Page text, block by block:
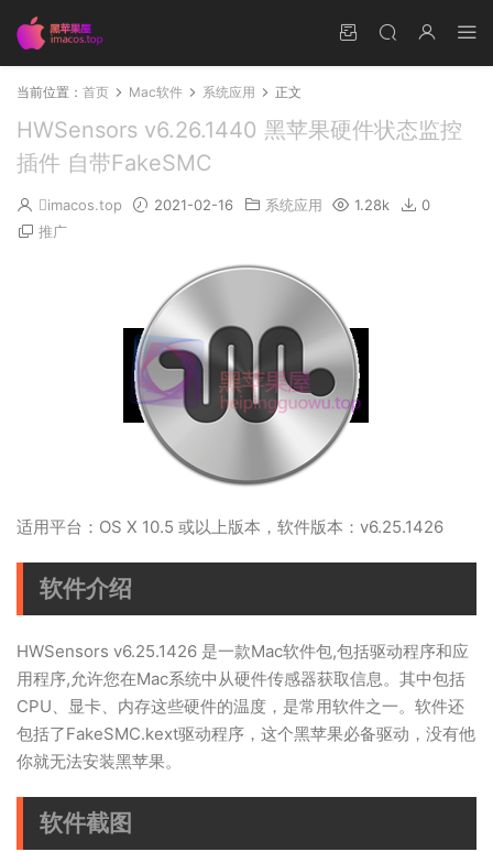
当前位置： 首页 Mac软件 系统应用 正文
HWSensors v6.26.1440 黑苹果硬件状态监控
插件 自带FakeSMC
imacos.top 2021-02-16 系统应用 1.28k
0
推广
适用平台：OS X 10.5 或以上版本，软件版本：v6.25.1426
软件介绍
HWSensors v6.25.1426 是一款Mac软件包,包括驱动程序和应
用程序,允许您在Mac系统中从硬件传感器获取信息。其中包括
CPU、显卡、内存这些硬件的温度，是常用软件之一。软件还
包括了FakeSMC.kext驱动程序，这个黑苹果必备驱动，没有他
你就无法安装黑苹果。
软件截图